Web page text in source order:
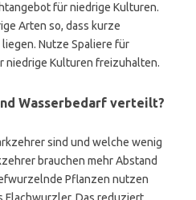
für niedrige Kulturen.
Arten so, dass kurze
Nutze Spaliere für
niedrige Kulturen freizuhalten.
Wasserbedarf verteilt?
sind und welche wenig
brauchen mehr Abstand
Pflanzen nutzen